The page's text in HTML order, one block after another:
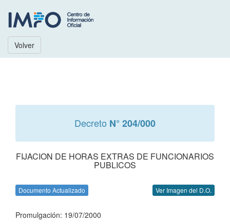
Volver
Decreto N° 204/000
FIJACION DE HORAS EXTRAS DE FUNCIONARIOS
PUBLICOS
Documento Actualizado Ver Imagen del D.O.
Promulgación: 19/07/2000